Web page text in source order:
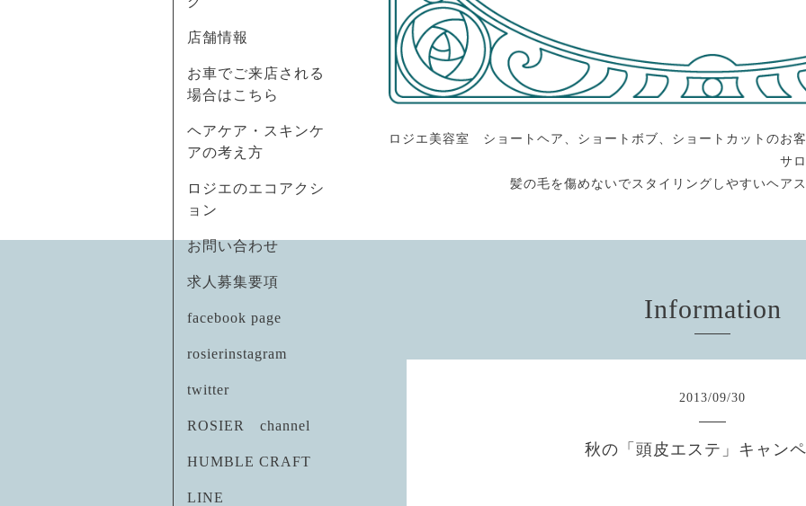
ロジエ美容室 ショートヘア、ショートボブ、ショートカットのお
サ
髪の毛を傷めないでスタイリングしやすいヘア
店舗情報
お車でご来店される
場合はこちら
ヘアケア・スキンケ
アの考え方
ロジエのエコアクシ
ョン
お問い合わせ
求人募集要項
facebook page
rosierinstagram
twitter
ROSIER channel
HUMBLE CRAFT
LINE
Information
2013/09/30
秋の「頭皮エステ」キャン